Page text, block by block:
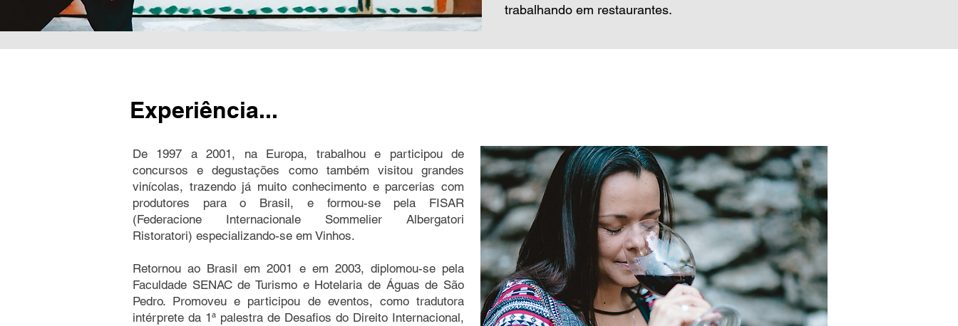
trabalhando em restaurantes.
Experiência...
De 1997 a 2001, na Europa, trabalhou e participou de
concursos e degustações como também visitou grandes
vinícolas, trazendo já muito conhecimento e parcerias com
produtores para o Brasil, e formou-se pela FISAR
(Federacione Internacionale Sommelier Albergatori
Ristoratori) especializando-se em Vinhos.
Retornou ao Brasil em 2001 e em 2003, diplomou-se pela
Faculdade SENAC de Turismo e Hotelaria de Águas de São
Pedro. Promoveu e participou de eventos, como tradutora
intérprete da 1ª palestra de Desafios do Direito Internacional,